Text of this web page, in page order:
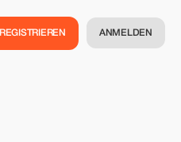
REGISTRIEREN ANMELDEN